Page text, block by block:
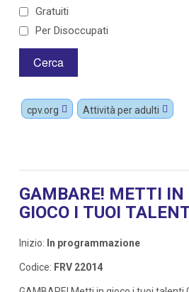
Gratuiti
Per Disoccupati
cpv.org Attività per adulti
GAMBARE! METTI IN
GIOCO I TUOI
Inizio: In programmazione
Codice: FRV 22014